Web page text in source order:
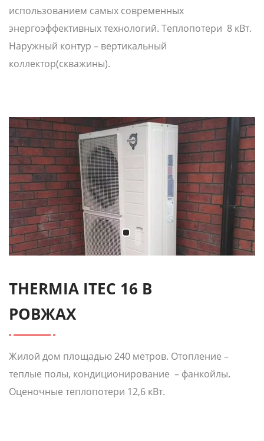
использованием самых современных
энергоэффективных технологий. Теплопотери 8 кВт.
Наружный контур – вертикальный
коллектор(скважины).
THERMIA ITEC 16 В
РОВЖАХ
Жилой дом площадью 240 метров. Отопление –
теплые полы, кондиционирование – фанкойлы.
Оценочные теплопотери 12,6 кВт.